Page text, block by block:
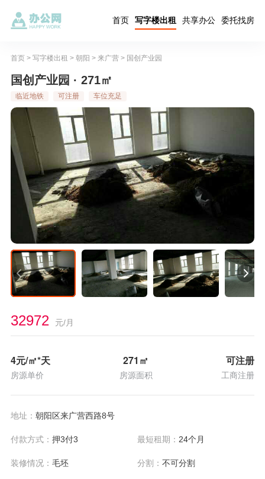
首页 写字楼出租 共享办公 委托找房
首页> 写字楼出租 > 朝阳 > 来广营> 国创产业园
国创产业园 · 271㎡
临近地铁 可注册 车位充足
32972 元/月
4元/㎡*天
房源单价
271 ㎡
房源面积
可注册
工商注册
地址： 朝阳区来广营西路8号
付款方式： 押3付3 最短租期： 24个月
装修情况： 毛坯 分割：不可分割